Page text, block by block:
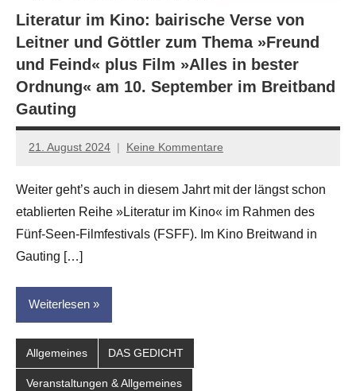
Literatur im Kino: bairische Verse von
Leitner und Göttler zum Thema »Freund
und Feind« plus Film »Alles in bester
Ordnung« am 10. September im Breitband
Gauting
21. August 2024
Jan-
Hornauer
für
dasgedichtblog
Keine Kommentare
Weiter geht’s auch in diesem Jahrt mit der längst schon
etablierten Reihe »Literatur im Kino« im Rahmen des
Fünf-Seen-Filmfestivals (FSFF). Im Kino Breitwand in
Gauting […]
Weiterlesen
Allgemeines DAS GEDICHT
Veranstaltungen & Allgemeines